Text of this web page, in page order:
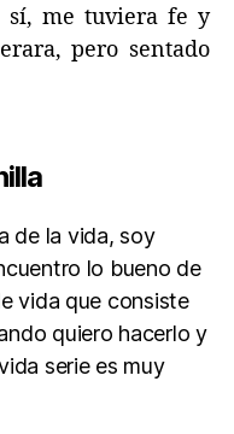
sí, me tuviera fe y
pero sentado
de la vida, soy
lo bueno de
vida que consiste
quiero hacerlo y
serie es muy